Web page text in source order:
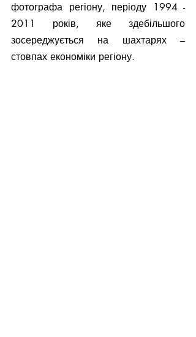
фотографа регіону, періоду 1994 -
2011 років, яке здебільшого
зосереджується на шахтарях –
стовпах економіки регіону.